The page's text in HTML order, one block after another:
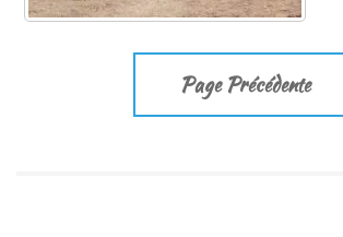
Page Précédente